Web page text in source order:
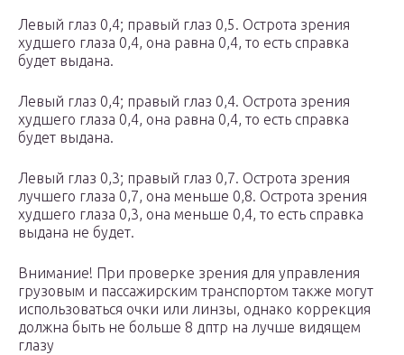
Левый глаз 0,4; правый глаз 0,5. Острота зрения
худшего глаза 0,4, она равна 0,4, то есть справка
будет выдана.
Левый глаз 0,4; правый глаз 0,4. Острота зрения
худшего глаза 0,4, она равна 0,4, то есть справка
будет выдана.
Левый глаз 0,3; правый глаз 0,7. Острота зрения
лучшего глаза 0,7, она меньше 0,8. Острота зрения
худшего глаза 0,3, она меньше 0,4, то есть справка
выдана не будет.
Внимание! При проверке зрения для управления
грузовым и пассажирским транспортом также могут
использоваться очки или линзы, однако коррекция
должна быть не больше 8 дптр на лучше видящем
глазу